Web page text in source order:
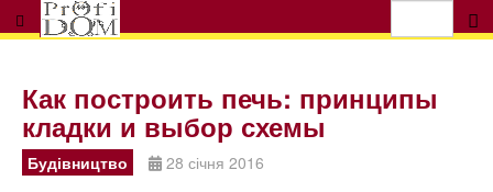
Как построить печь: принципы
кладки и выбор схемы
Будівництво 28 січня 2016